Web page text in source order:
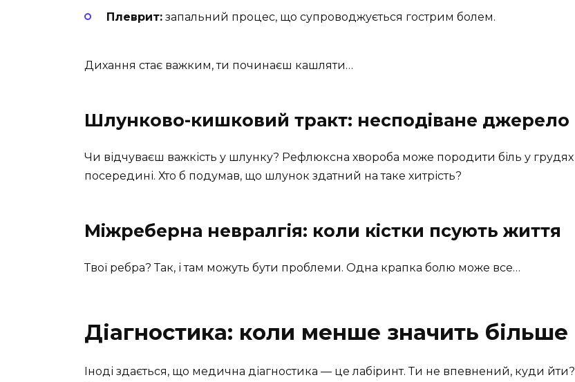
Плеврит: запальний процес, що супроводжується гострим болем.
Дихання стає важким, ти починаєш кашляти…
Шлунково-кишковий тракт: несподіване джерело
Чи відчуваєш важкість у шлунку? Рефлюксна хвороба може породити біль у грудях
посередині. Хто б подумав, що шлунок здатний на таке хитрість?
Міжреберна невралгія: коли кістки псують життя
Твої ребра? Так, і там можуть бути проблеми. Одна крапка болю може все…
Діагностика: коли менше значить більше
Іноді здається, що медична діагностика — це лабіринт. Ти не впевнений, куди йти?